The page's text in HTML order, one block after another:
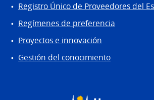
Registro Único de Proveedores del
Regímenes de preferencia
Proyectos e innovación
Gestión del conocimiento